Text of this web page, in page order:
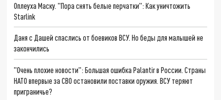
Оплеуха Маску. "Пора снять белые перчатки": Как уничтожить
Starlink
Даня с Дашей спаслись от боевиков ВСУ. Но беды для малышей не
закончились
"Очень плохие новости": Большая ошибка Palantir в России. Страны
НАТО впервые за СВО остановили поставки оружия. ВСУ теряют
приграничье?